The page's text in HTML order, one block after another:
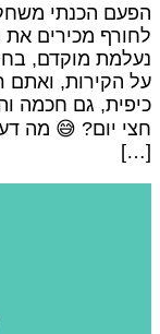
הכנתי משחק
מכירים את
מוקדם,
הקירות, ואתם
גם חכמה
יום? 😅 מה